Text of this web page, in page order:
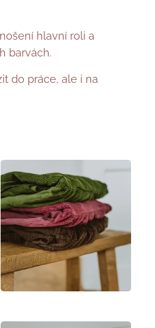
hlavní roli a
barvách.
do práce, ale i na